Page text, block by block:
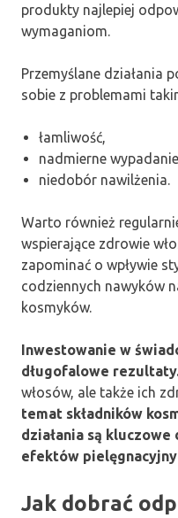
produkty najlepiej
wymaganiom.
Przemyślane działania
sobie z problemami
łamliwość,
nadmierne wypadanie,
niedobór nawilżenia.
Warto również
wspierające zdrowie
zapominać o wpływie
codziennych nawyków
kosmyków.
Inwestowanie w
długofalowe
włosów, ale także ich
temat składników
działania są
efektów
Jak dobrać